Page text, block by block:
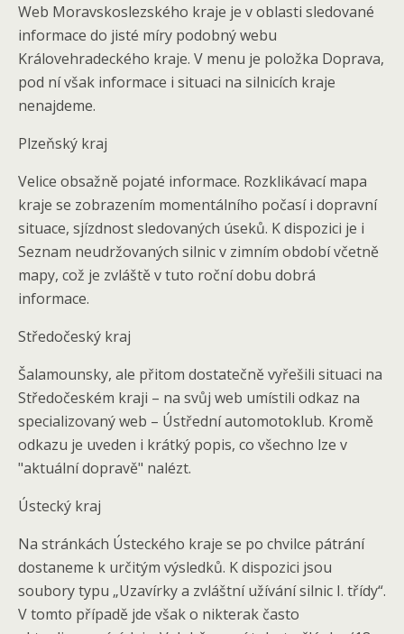
Web Moravskoslezského kraje je v oblasti sledované
informace do jisté míry podobný webu
Královehradeckého kraje. V menu je položka Doprava,
pod ní však informace i situaci na silnicích kraje
nenajdeme.
Plzeňský kraj
Velice obsažně pojaté informace. Rozklikávací mapa
kraje se zobrazením momentálního počasí i dopravní
situace, sjízdnost sledovaných úseků. K dispozici je i
Seznam neudržovaných silnic v zimním období včetně
mapy, což je zvláště v tuto roční dobu dobrá
informace.
Středočeský kraj
Šalamounsky, ale přitom dostatečně vyřešili situaci na
Středočeském kraji – na svůj web umístili odkaz na
specializovaný web – Ústřední automotoklub. Kromě
odkazu je uveden i krátký popis, co všechno lze v
"aktuální dopravě" nalézt.
Ústecký kraj
Na stránkách Ústeckého kraje se po chvilce pátrání
dostaneme k určitým výsledků. K dispozici jsou
soubory typu „Uzavírky a zvláštní užívání silnic I. třídy“.
V tomto případě jde však o nikterak často